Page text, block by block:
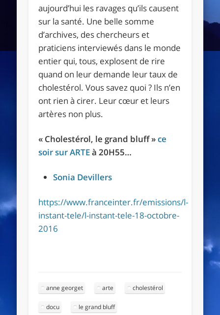
aujourd’hui les ravages qu’ils causent
sur la santé. Une belle somme
d’archives, des chercheurs et
praticiens interviewés dans le monde
entier qui, tous, explosent de rire
quand on leur demande leur taux de
cholestérol. Vous savez quoi ? Ils n’en
ont rien à cirer. Leur cœur et leurs
artères non plus.
« Cholestérol, le grand bluff »ce
soir sur ARTEà 20H55…
Sonia Devillers
https://www.franceinter.fr/emissions/l-
instant-tele/l-instant-tele-18-octobre-
2016
anne georget arte cholestérol
docu le grand bluff